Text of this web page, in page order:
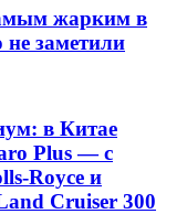
жарким в
не заметили
в Китае
Plus — с
Royce и
Cruiser 300